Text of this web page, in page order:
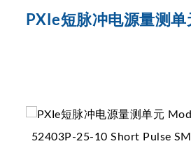
PXIe短脉冲电源量测
52403P-25-10 Short Pulse